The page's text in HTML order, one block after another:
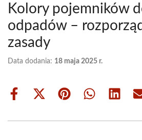
Kolory pojemników
odpadów –
zasady
Data dodania: 18 maja 2025 r.
Share
Share
(Twitter)
Share Share Share